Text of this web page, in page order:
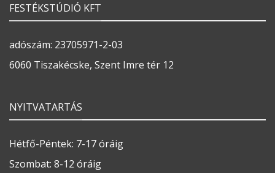
FESTÉKSTÚDIÓ KFT
adószám: 23705971-2-03
6060 Tiszakécske, Szent Imre tér 12
NYITVATARTÁS
Hétfő-Péntek: 7-17 óráig
Szombat: 8-12 óráig